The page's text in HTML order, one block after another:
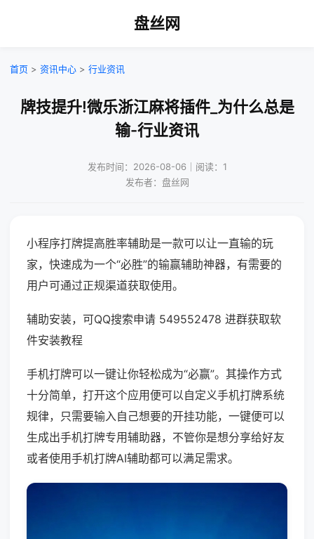
盘丝网
首页 > 资讯中心 > 行业资讯
牌技提升!微乐浙江麻将插件_为什么总是
输-行业资讯
发布时间：2026-08-06｜阅读：1
发布者：盘丝网
小程序打牌提高胜率辅助是一款可以让一直输的玩
家，快速成为一个“必胜”的输赢辅助神器，有需要的
用户可通过正规渠道获取使用。
辅助安装，可QQ搜索申请 549552478 进群获取软
件安装教程
手机打牌可以一键让你轻松成为“必赢”。其操作方式
十分简单，打开这个应用便可以自定义手机打牌系统
规律，只需要输入自己想要的开挂功能，一键便可以
生成出手机打牌专用辅助器，不管你是想分享给好友
或者使用手机打牌AI辅助都可以满足需求。